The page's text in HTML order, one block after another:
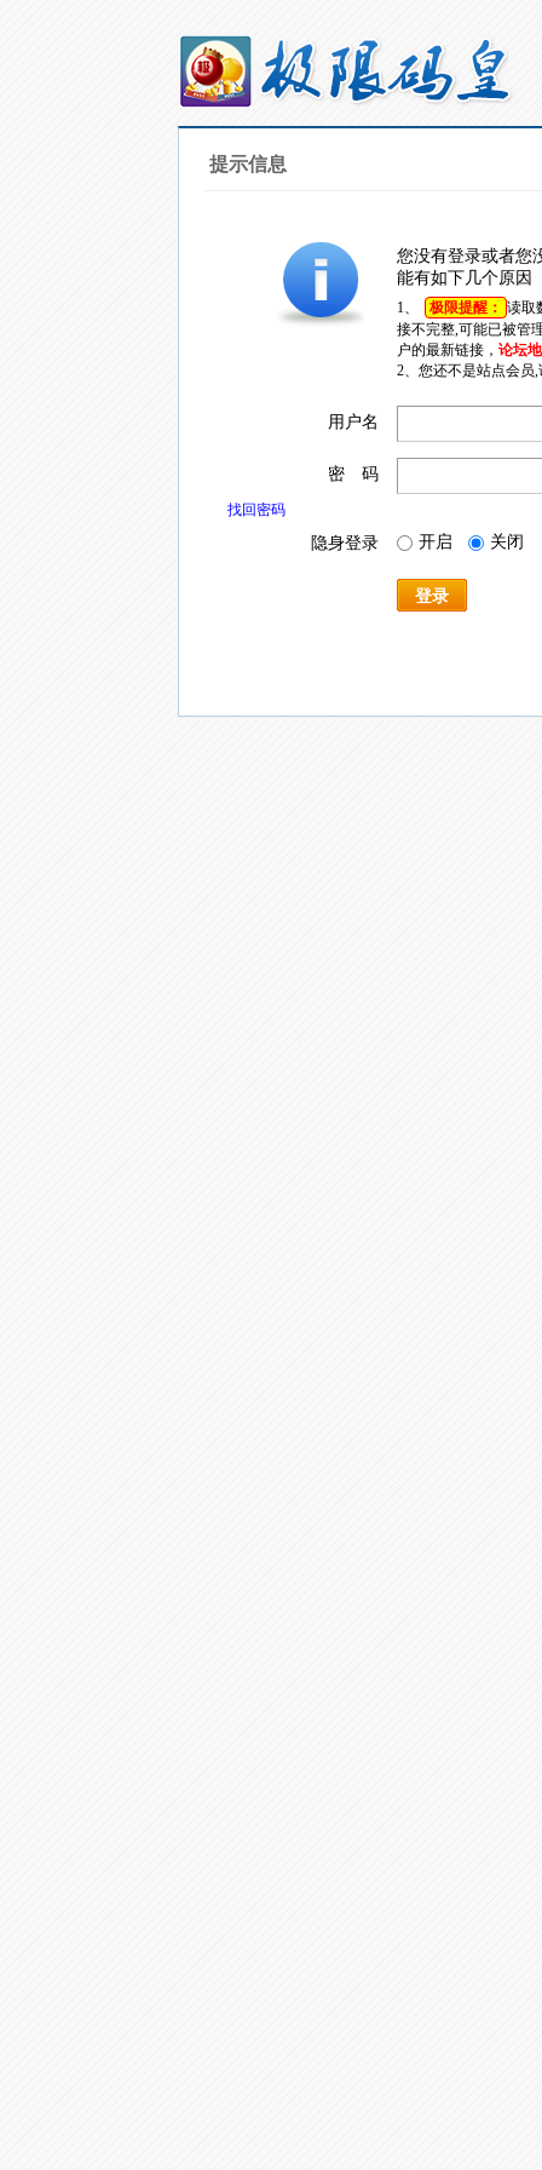
提示信息
您没有登录或者您
能有如下几个原因
1、 极限提醒： 读取
接不完整,可能已被管
户的最新链接， 论坛
2、您还不是站点会员
用户名
密 码
找回密码
隐身登录 开启 关闭
登录